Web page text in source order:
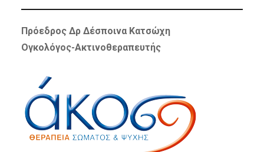
Πρόεδρος Δρ Δέσποινα Κατσώχη
Ογκολόγος-Ακτινοθεραπευτής